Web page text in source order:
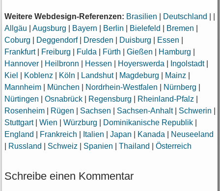
Weitere Webdesign-Referenzen: Brasilien Deutschland
Allgäu
Augsburg Bayern Berlin Bielefeld Bremen
Coburg
Deggendorf| Dresden Duisburg Essen
Frankfurt| Freiburg Fulda Fürth Gießen Hamburg
Hannover| Heilbronn Hessen Hoyerswerda Ingolstadt|
Kiel
Koblenz Köln Landshut| Magdeburg Mainz
Mannheim| München Nordrhein-Westfalen Nürnberg
Nürtingen
Osnabrück| Regensburg Rheinland-Pfalz
Rosenheim| Rügen Sachsen Sachsen-Anhalt| Schwerin
Stuttgart| Wien Würzburg Dominikanische Republik|
England
Frankreich Italien Japan Kanada
Neuseeland
Russland Schweiz Spanien Thailand Österreich
Schreibe einen Kommentar